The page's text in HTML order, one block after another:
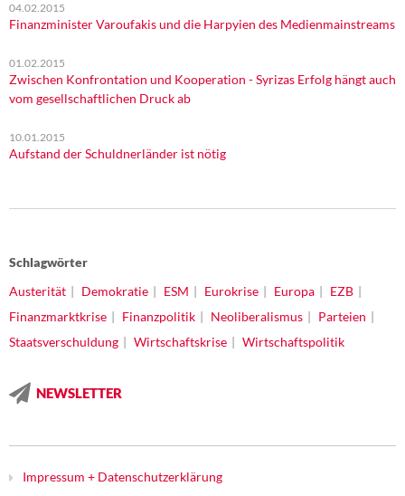
04.02.2015
Finanzminister Varoufakis und die Harpyien des Medienmainstreams
01.02.2015
Zwischen Konfrontation und Kooperation - Syrizas Erfolg hängt auch
vom gesellschaftlichen Druck ab
10.01.2015
Aufstand der Schuldnerländer ist nötig
Schlagwörter
Austerität
Demokratie ESM Eurokrise Europa
EZB
Finanzmarktkrise
Finanzpolitik Neoliberalismus
Parteien
Staatsverschuldung
Wirtschaftskrise Wirtschaftspolitik
NEWSLETTER
Impressum + Datenschutzerklärung